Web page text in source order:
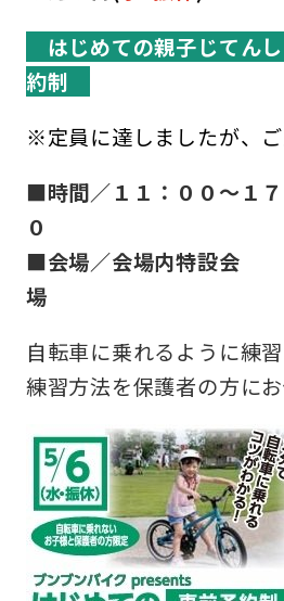
はじめての親子じてん
約制
※定員に達しましたが、ご
■時間／１１：００～１
■会場／会場内特設会
自転車に乗れるように練
練習方法を保護者の方に